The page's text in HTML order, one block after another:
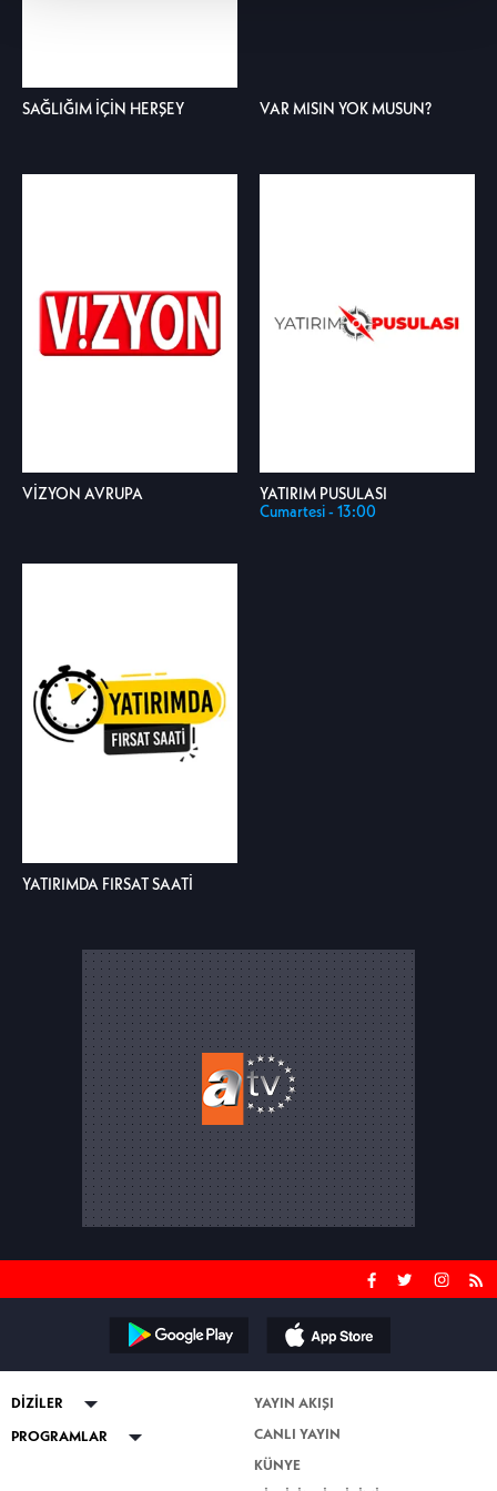
SAĞLIĞIM İÇİN HERŞEY VAR MISIN YOK MUSUN?
VİZYON AVRUPA
YATIRIM PUSULASI
Cumartesi - 13:00
YATIRIMDA FIRSAT SAATİ
DİZİLER
ABİ
PROGRAMLAR
YAYIN AKIŞI
CANLI YAYIN
KÜNYE